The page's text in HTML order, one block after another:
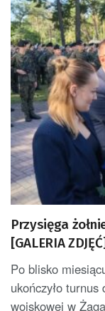
Przysięga
[GALERIA ZDJĘĆ]
Po blisko
ukończyło
wojskowej w